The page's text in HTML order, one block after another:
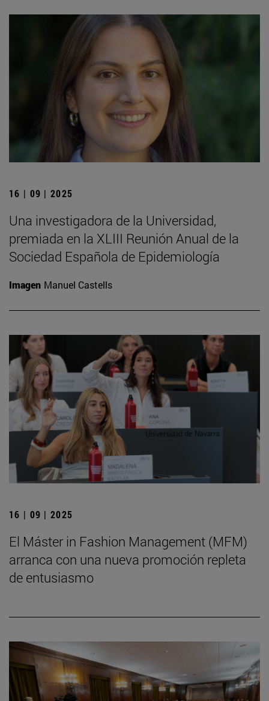
16 | 09 | 2025
Una investigadora de la Universidad,
premiada en la XLIII Reunión Anual de la
Sociedad Española de Epidemiología
Imagen Manuel Castells
16 | 09 | 2025
El Máster in Fashion Management (MFM)
arranca con una nueva promoción repleta
de entusiasmo